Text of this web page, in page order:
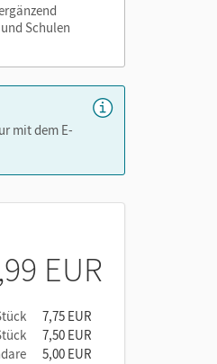
Schulen
mit dem E-
EUR
7,75 EUR
7,50 EUR
5,00 EUR